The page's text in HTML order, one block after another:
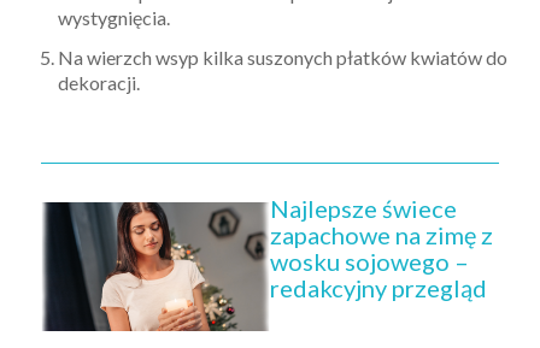
wystygnięcia.
Na wierzch wsyp kilka suszonych płatków kwiatów do
dekoracji.
Najlepsze świece
zapachowe na zimę z
wosku sojowego –
redakcyjny przegląd